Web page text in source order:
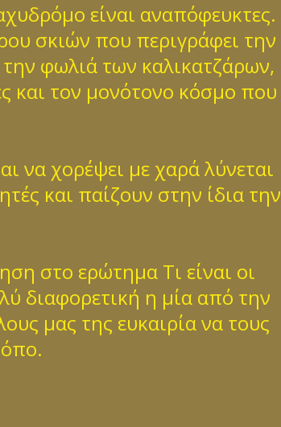
είναι αναπόφευκτες.
σκιών που περιγράφει την
φωλιά των καλικατζάρων,
και τον μονότονο κόσμο που
να χορέψει με χαρά λύνεται
και παίζουν στην ίδια την
στο ερώτημα Τι είναι οι
διαφορετική η μία από την
μας της ευκαιρία να τους